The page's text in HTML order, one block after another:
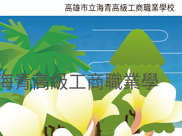
高雄市立海青高級工商職業學校
青高級工商職業學